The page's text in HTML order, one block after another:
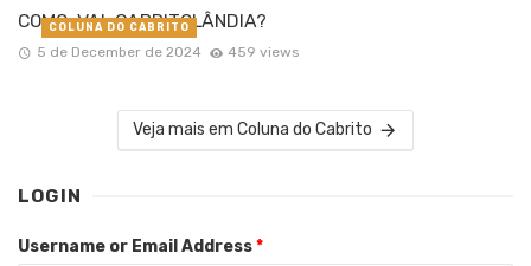
COMO VAI CABRITOLÂNDIA?
5 de December de 2024 459 views
COLUNA DO CABRITO
Veja mais em Coluna do Cabrito
LOGIN
Username or Email Address*